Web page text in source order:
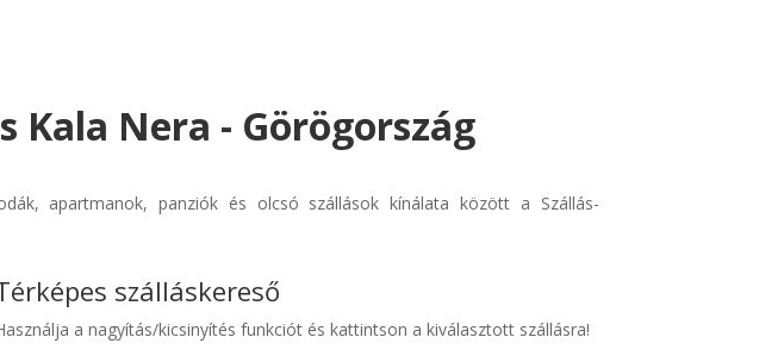
Kala Nera - Görögország
apartmanok, panziók és olcsó szállások kínálata között a Szállás-
szálláskereső
a nagyítás/kicsinyítés funkciót és kattintson a kiválasztott szállásra!